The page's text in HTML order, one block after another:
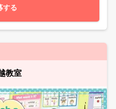
する
教室